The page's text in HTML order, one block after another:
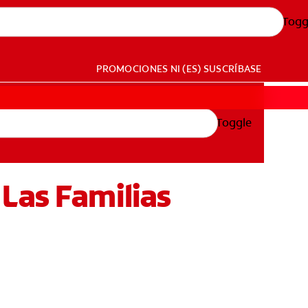
PROMOCIONES NI (ES) SUSCRÍBASE
Toggle
Familias